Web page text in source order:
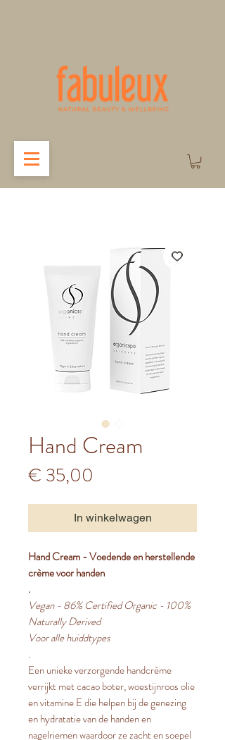
Hand Cream
€ 35,00
In winkelwagen
Hand Cream - Voedende en herstellende
crème voor handen
.
Vegan - 86% Certified Organic - 100%
Naturally Derived
Voor alle huiddtypes
.
Een unieke verzorgende handcrème
verrijkt met cacao boter, woestijnroos olie
en vitamine E die helpen bij de genezing
en hydratatie van de handen en
nagelriemen waardoor ze zacht en soepel